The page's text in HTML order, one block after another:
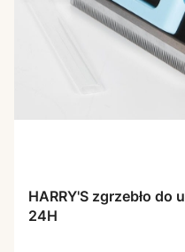
HARRY'S zgrzebło
24H